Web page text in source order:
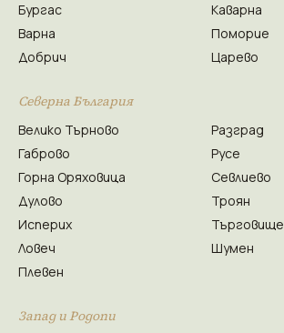
Бургас
Варна
Добрич
Каварна
Поморие
Царево
Северна България
Велико Търново
Габрово
Горна Оряховица
Дулово
Исперих
Ловеч
Плевен
Разград
Русе
Севлиево
Троян
Търговище
Шумен
Запад и Родопи